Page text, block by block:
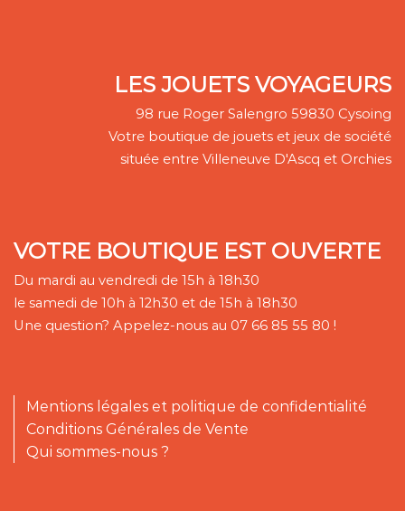
LES JOUETS VOYAGEURS
98 rue Roger Salengro 59830 Cysoing
Votre boutique de jouets et jeux de société
située entre Villeneuve D'Ascq et Orchies
VOTRE BOUTIQUE EST OUVERTE
Du mardi au vendredi de 15h à 18h30
le samedi de 10h à 12h30 et de 15h à 18h30
Une question? Appelez-nous au 07 66 85 55 80 !
Mentions légales et politique de confidentialité
Conditions Générales de Vente
Qui sommes-nous ?